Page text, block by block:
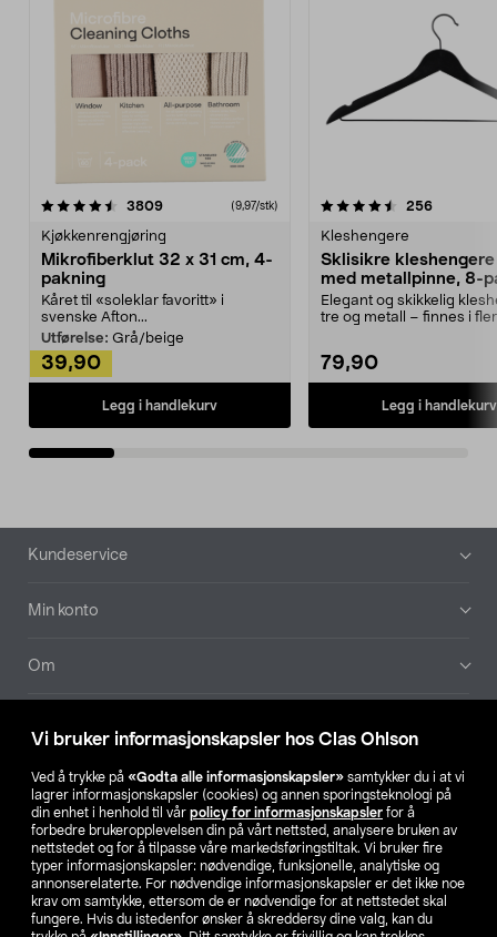
Vi bruker informasjonskapsler hos Clas Ohlson
Ved å trykke på «Godta alle informasjonskapsler» samtykker du i at vi
lagrer informasjonskapsler (cookies) og annen sporingsteknologi på
din enhet i henhold til vår policy for informasjonskapsler for å
forbedre brukeropplevelsen din på vårt nettsted, analysere bruken av
nettstedet og for å tilpasse våre markedsføringstiltak. Vi bruker fire
typer informasjonskapsler: nødvendige, funksjonelle, analytiske og
annonserelaterte. For nødvendige informasjonskapsler er det ikke noe
krav om samtykke, ettersom de er nødvendige for at nettstedet skal
fungere. Hvis du istedenfor ønsker å skreddersy dine valg, kan du
3809anmeldelser(9,97/stk)
Kjøkkenrengjøring
Mikrofiberklut 32 x 31 cm, 4-
pakning
Kåret til «soleklar favoritt» i
svenske Afton...
Utførelse: Grå/beige
39,90
Legg i handlekurv
4.5av 5 stjerner 256
Kleshengere
Sklisikre
med metallpinne, 8-
Elegant og skikkelig
tre og metall – finnes i
79,90
Legg i handlekurv
4.5av 5 stjerner
Bunntekst
Kundeservice
Min konto
Om
Våre selskaper
Finn din butikk
SE NO FI